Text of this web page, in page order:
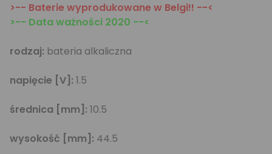
>-- Baterie wyprodukowane w Belgi!! --<
>-- Data ważności 2020 --<
rodzaj: bateria alkaliczna
napięcie [V]: 1.5
średnica [mm]: 10.5
wysokość [mm]: 44.5